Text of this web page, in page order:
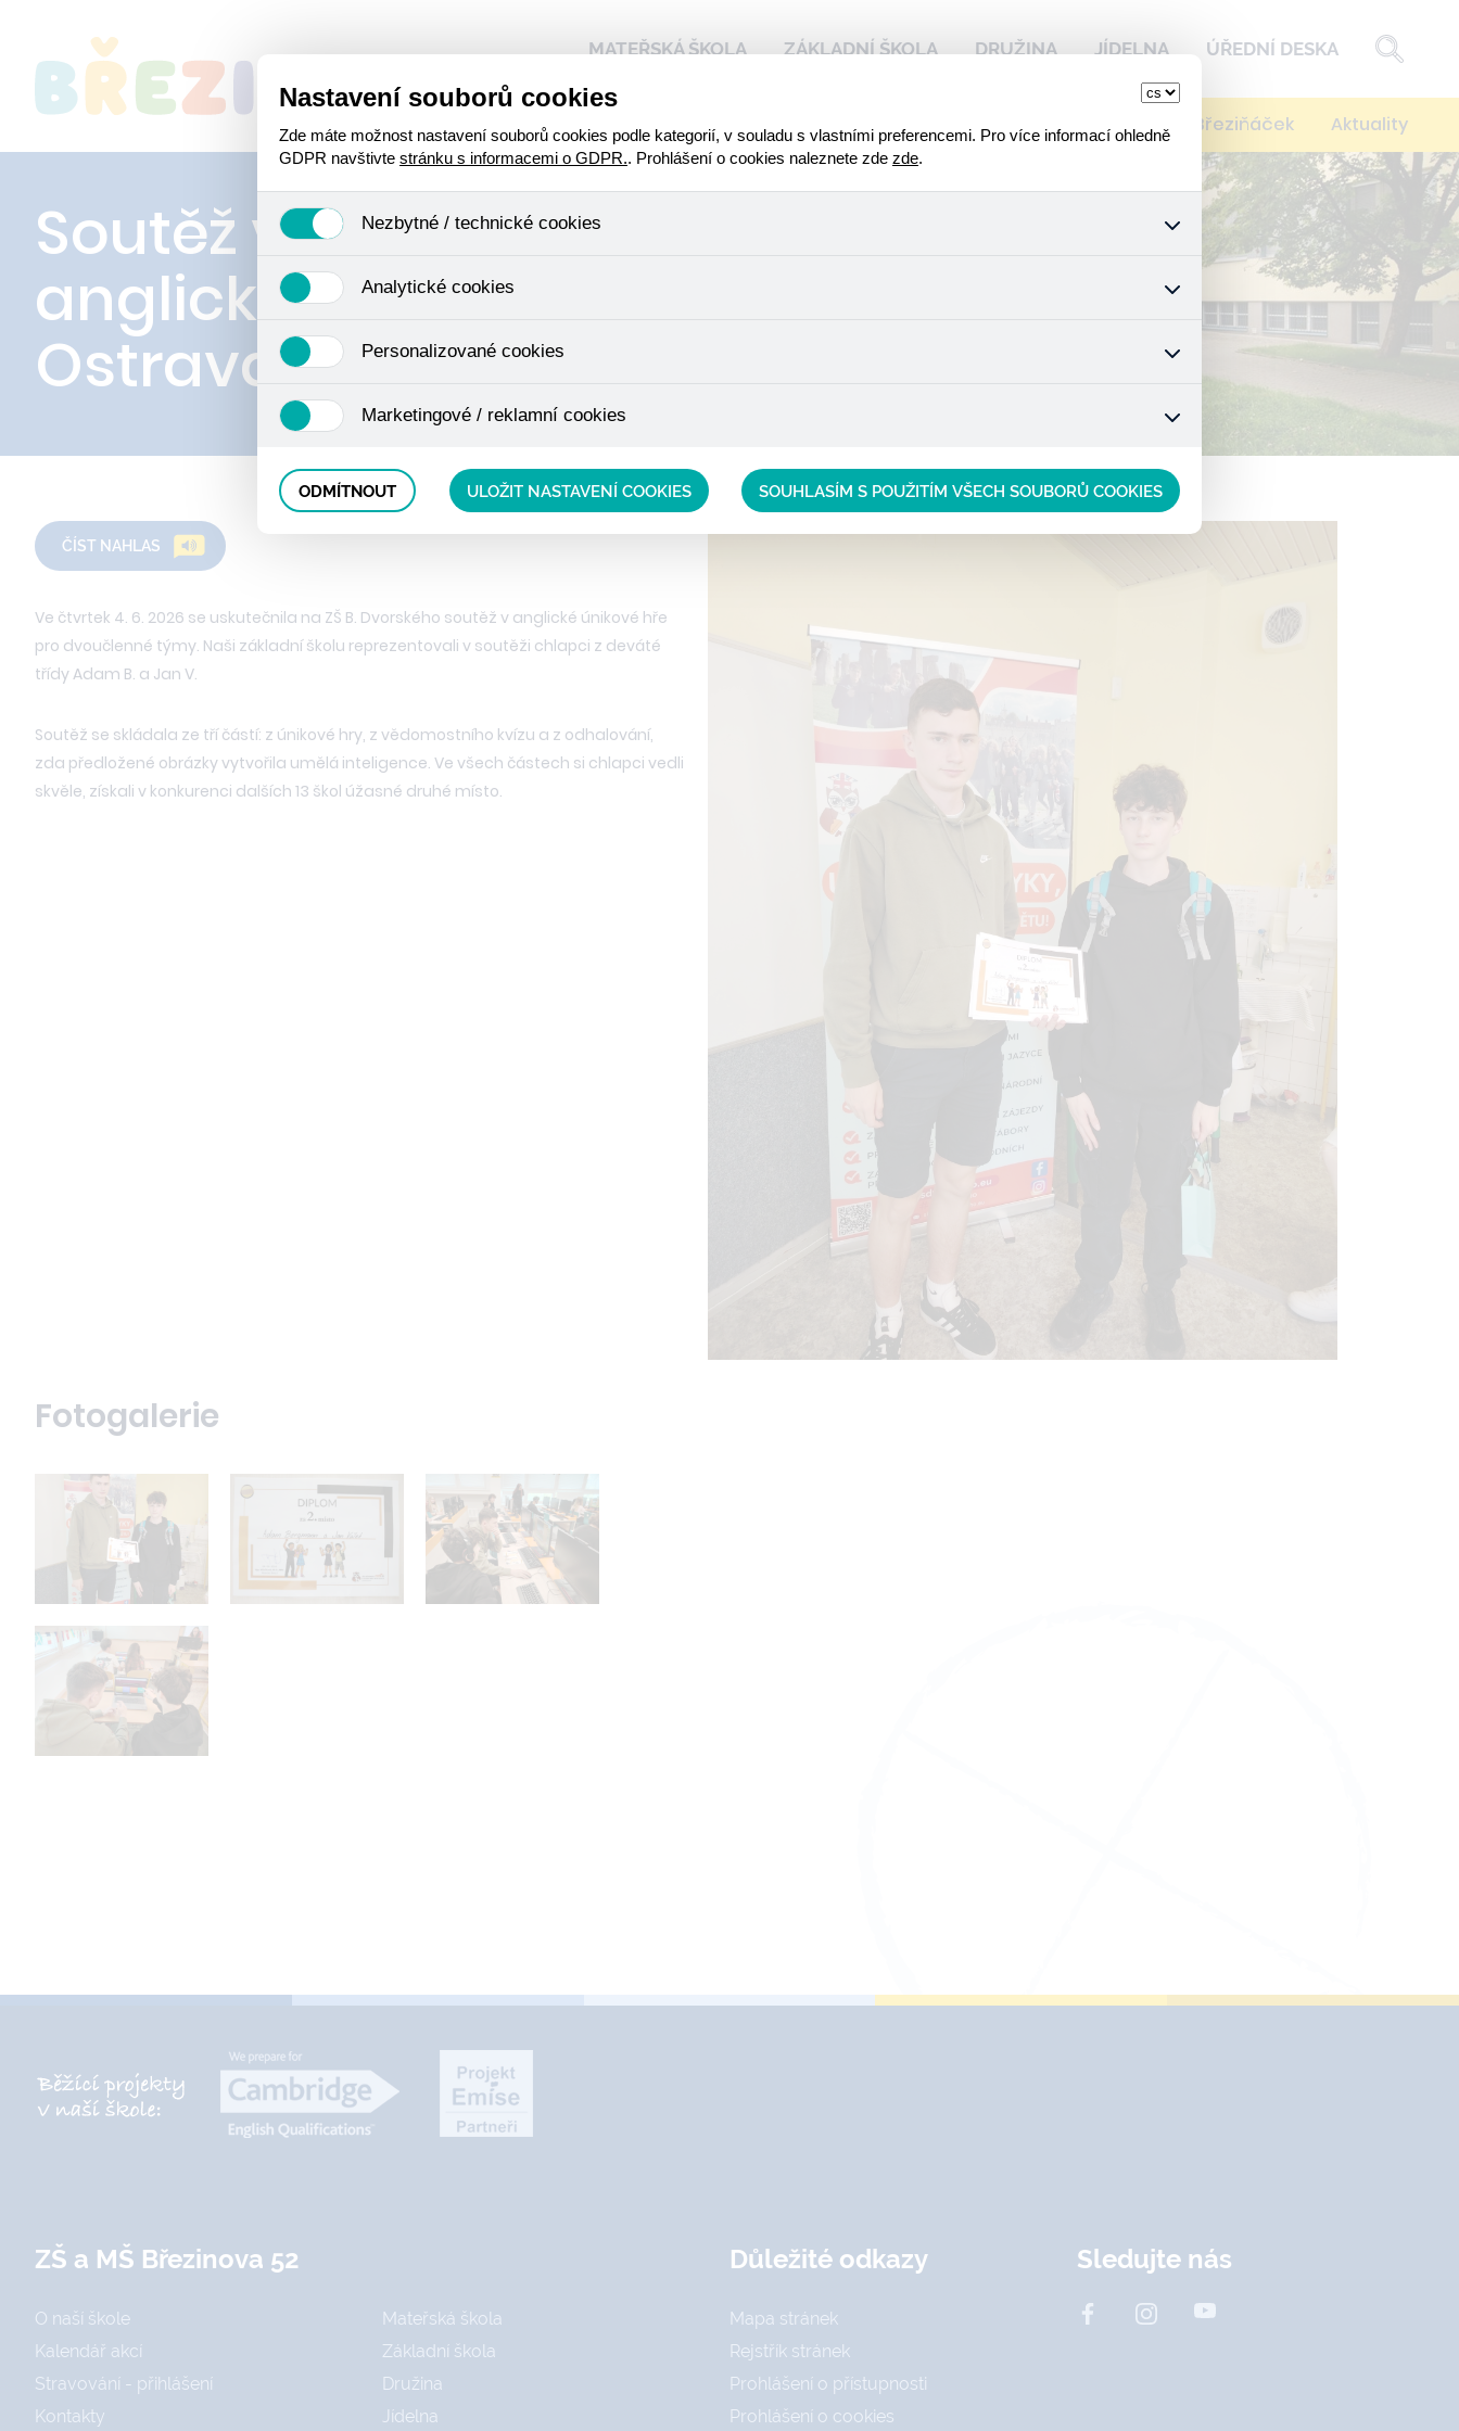
MATEŘSKÁ ŠKOLA ZÁKLADNÍ ŠKOLA DRUŽINA JÍDELNA ÚŘEDNÍ DESKA
O naší škole Kalendář akcí Stravování - přihlášení Kontakty Spolek Březiňáček Aktuality
Soutěž v digitální
anglické únikové hře
Ostrava: Lost Julia
ČÍST NAHLAS
Ve čtvrtek 4. 6. 2026 se uskutečnila na ZŠ B. Dvorského soutěž v anglické únikové hře
pro dvoučlenné týmy. Naši základní školu reprezentovali v soutěži chlapci z deváté
třídy Adam B. a Jan V.
Soutěž se skládala ze tří částí: z únikové hry, z vědomostního kvízu a z odhalování,
zda předložené obrázky vytvořila umělá inteligence. Ve všech částech si chlapci vedli
skvěle, získali v konkurenci dalších 13 škol úžasné druhé místo.
Fotogalerie
ZŠ a MŠ Březinova 52
O naší škole
Kalendář akcí
Stravování - přihlášení
Kontakty
Mateřská škola
Základní škola
Družina
Jídelna
Důležité odkazy
Mapa stránek
Rejstřík stránek
Prohlášení o přístupnosti
Prohlášení o cookies
Sledujte nás
Nastavení souborů cookies
Zde máte možnost nastavení souborů cookies podle kategorií, v souladu s vlastními preferencemi. Pro více informací ohledně
GDPR navštivte stránku s informacemi o GDPR.. Prohlášení o cookies naleznete zde zde.
Nezbytné / technické cookies
Používají se mimo jiné k ukládání produktů v nákupním košíku, ovládání filtrů a také nastavení souhlasu s uživáním cookies.
Analytické cookies
se již nejedná o osobní údaje, protože anonymizované cookies nelze přiřadit konkrétnímu uživateli. Proto nedokážeme zjistit
Personalizované cookies
zkušenosti. Díky nim můžeme nabídku přímo přizpůsobit vašim preferencím, což vám pomůže vyhnout se nevhodným
Marketingové / reklamní cookies
ODMÍTNOUT ULOŽIT NASTAVENÍ COOKIES SOUHLASÍM S POUŽITÍM VŠECH SOUBORŮ COOKIES